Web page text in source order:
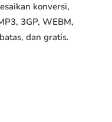
konversi,
3GP, WEBM,
dan gratis.